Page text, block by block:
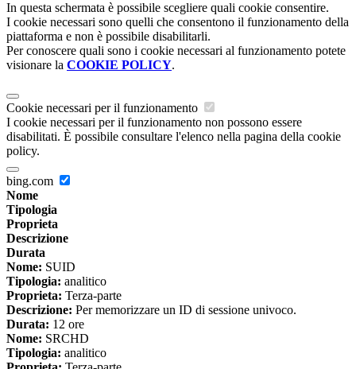
In questa schermata è possibile scegliere quali cookie consentire.
I cookie necessari sono quelli che consentono il funzionamento della
piattaforma e non è possibile disabilitarli.
Per conoscere quali sono i cookie necessari al funzionamento potete
visionare la COOKIE POLICY.
Cookie necessari per il funzionamento
I cookie necessari per il funzionamento non possono essere
disabilitati. È possibile consultare l'elenco nella pagina della cookie
policy.
bing.com
Nome
Tipologia
Proprieta
Descrizione
Durata
Nome: SUID
Tipologia: analitico
Proprieta: Terza-parte
Descrizione: Per memorizzare un ID di sessione univoco.
Durata: 12 ore
Nome: SRCHD
Tipologia: analitico